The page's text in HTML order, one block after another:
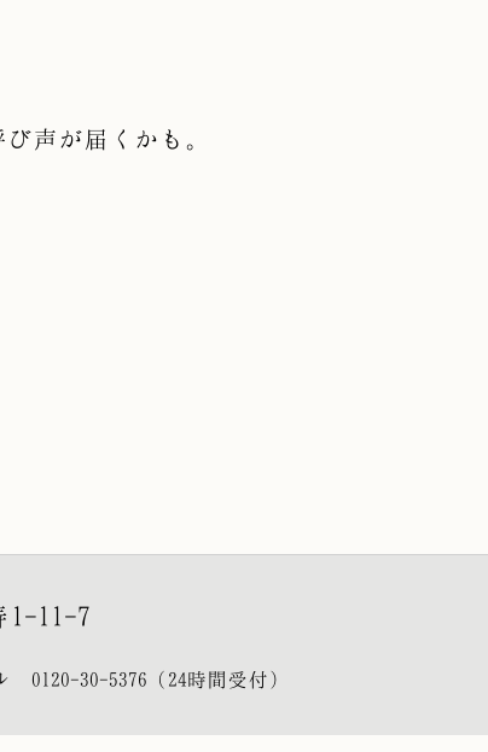
声が届くかも。
11-7
0120-30-5376 （24時間受付）